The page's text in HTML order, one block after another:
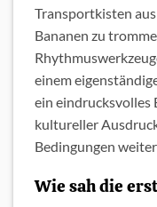
Transportkisten
Bananen zu
einem
ein eindrucksvolles
kultureller
Bedingungen
Wie sah die